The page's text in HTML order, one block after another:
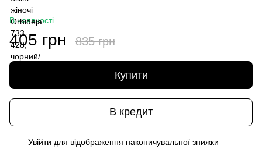
В наявності
405 грн 835 грн
Купити
В кредит
Увійти для відображення накопичувальної знижки